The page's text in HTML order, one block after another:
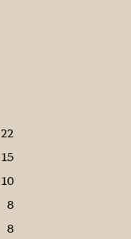
22
15
10
8
8